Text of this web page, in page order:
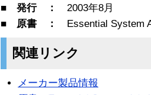
■ 発行 ： 2003年8月
■ 原書 ： Essential System
関連リンク
メーカー製品情報